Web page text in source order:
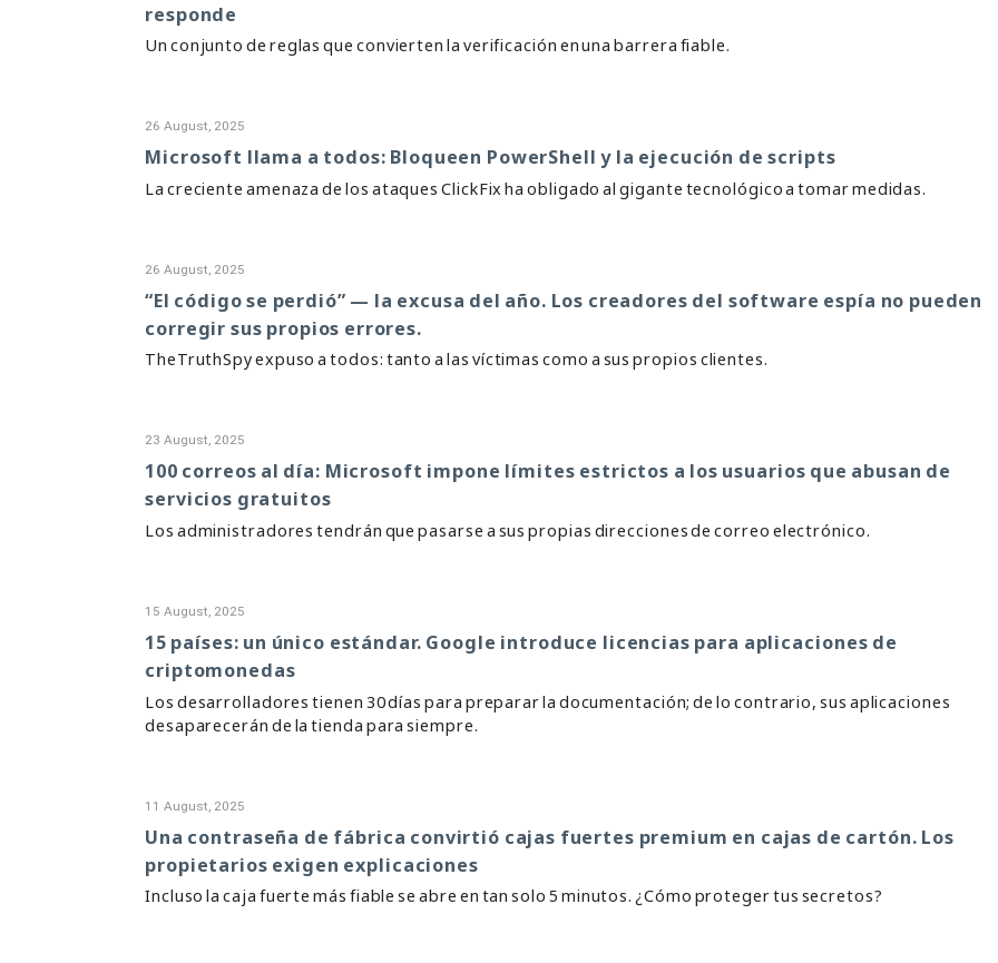
responde
Un conjunto de reglas que convierten la verificación en una barrera fiable.
26 August, 2025
Microsoft llama a todos: Bloqueen PowerShell y la ejecución de scripts
La creciente amenaza de los ataques ClickFix ha obligado al gigante tecnológico a tomar medidas.
26 August, 2025
“El código se perdió” — la excusa del año. Los creadores del software espía no pueden
corregir sus propios errores.
TheTruthSpy expuso a todos: tanto a las víctimas como a sus propios clientes.
23 August, 2025
100 correos al día: Microsoft impone límites estrictos a los usuarios que abusan de
servicios gratuitos
Los administradores tendrán que pasarse a sus propias direcciones de correo electrónico.
15 August, 2025
15 países: un único estándar. Google introduce licencias para aplicaciones de
criptomonedas
Los desarrolladores tienen 30 días para preparar la documentación; de lo contrario, sus aplicaciones
desaparecerán de la tienda para siempre.
11 August, 2025
Una contraseña de fábrica convirtió cajas fuertes premium en cajas de cartón. Los
propietarios exigen explicaciones
Incluso la caja fuerte más fiable se abre en tan solo 5 minutos. ¿Cómo proteger tus secretos?